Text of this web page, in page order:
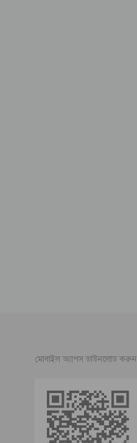
মোবাইল অ্যাপস ডাউনলোড করুন